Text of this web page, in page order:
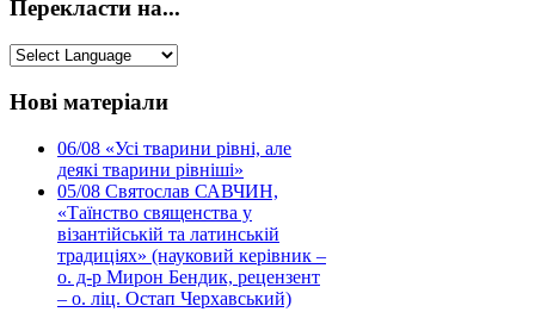
Перекласти на...
Нові матеріали
06/08 «Усі тварини рівні, але
деякі тварини рівніші»
05/08 Святослав САВЧИН,
«Таїнство священства у
візантійській та латинській
традиціях» (науковий керівник –
о. д-р Мирон Бендик, рецензент
– о. ліц. Остап Черхавський)